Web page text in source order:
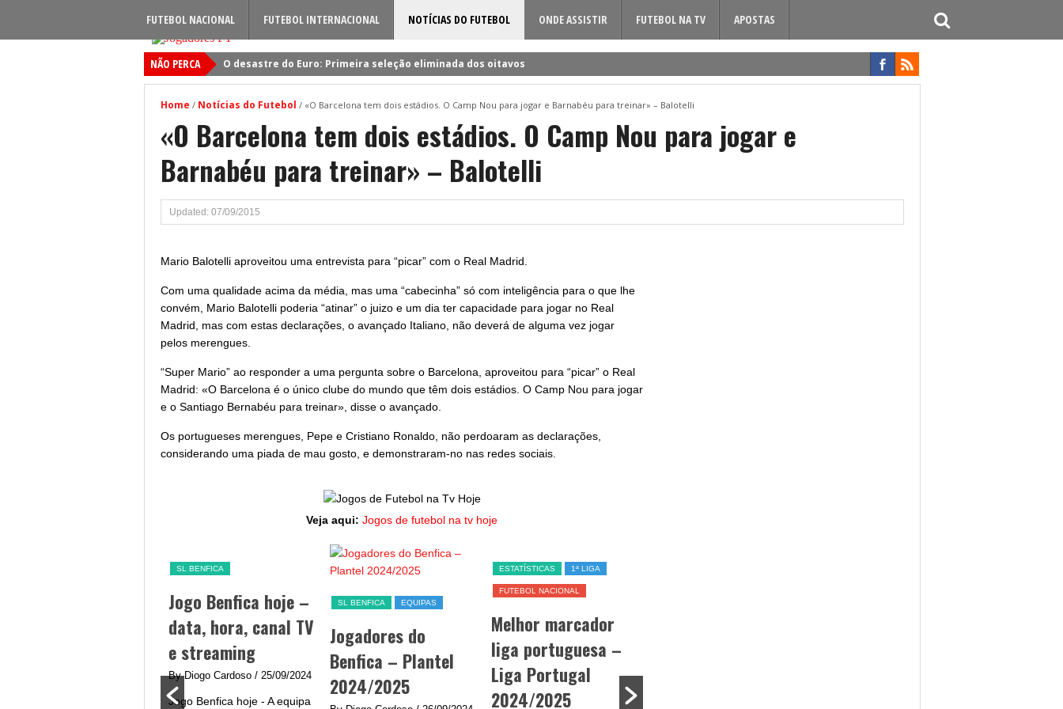
FUTEBOL NACIONAL FUTEBOL INTERNACIONAL NOTÍCIAS DO FUTEBOL ONDE ASSISTIR FUTEBOL NA TV APOSTAS
NÃO PERCA
O desastre do Euro: Primeira seleção eliminada dos oitavos
Sporting: Soluções fogem a Rúben Amorim para a nova época!
Viktor Gyokeres: Torna-se dificil o cerco à volta do sueco
Quando será jogado o jogo entre Famalicão e Sporting?
Primeiro reforço do Benfica foi o último a chegar à Luz!
Home / Notícias do Futebol / «O Barcelona tem dois estádios. O Camp Nou para jogar e Barnabéu para treinar» – Balotelli
«O Barcelona tem dois estádios. O Camp Nou para jogar e
Barnabéu para treinar» – Balotelli
Updated: 07/09/2015
Mario Balotelli aproveitou uma entrevista para “picar” com o Real Madrid.
Com uma qualidade acima da média, mas uma “cabecinha” só com inteligência para o que lhe
convém, Mario Balotelli poderia “atinar” o juizo e um dia ter capacidade para jogar no Real
Madrid, mas com estas declarações, o avançado Italiano, não deverá de alguma vez jogar
pelos merengues.
“Super Mario” ao responder a uma pergunta sobre o Barcelona, aproveitou para “picar” o Real
Madrid: «O Barcelona é o único clube do mundo que têm dois estádios. O Camp Nou para jogar
e o Santiago Bernabéu para treinar», disse o avançado.
Os portugueses merengues, Pepe e Cristiano Ronaldo, não perdoaram as declarações,
considerando uma piada de mau gosto, e demonstraram-no nas redes sociais.
Veja aqui: Jogos de futebol na tv hoje
Jogo Benfica hoje –
data, hora, canal TV
/ 25/09/2024
Jogo Benfica hoje - A equipa
SL BENFICA EQUIPAS
Jogadores do
Benfica – Plantel
2024/2025
ESTATÍSTICAS 1ª LIGA
Melhor marcador
liga portuguesa –
Liga Portugal
2024/2025
FC PORTO
Jogo Porto hoje –
Data, hora, canal
TV e streaming
By Diogo Cardoso/ 25/09/2024
Jogo Porto hoje - O